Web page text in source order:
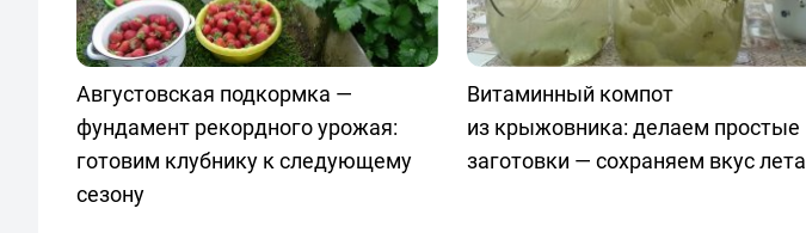
Августовская подкормка —
фундамент рекордного урожая:
готовим клубнику к следующему
сезону
Витаминный компот
из крыжовника: делаем простые
заготовки — сохраняем вкус лета